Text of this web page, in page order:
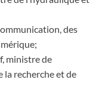
des
ministre de
la recherche et de